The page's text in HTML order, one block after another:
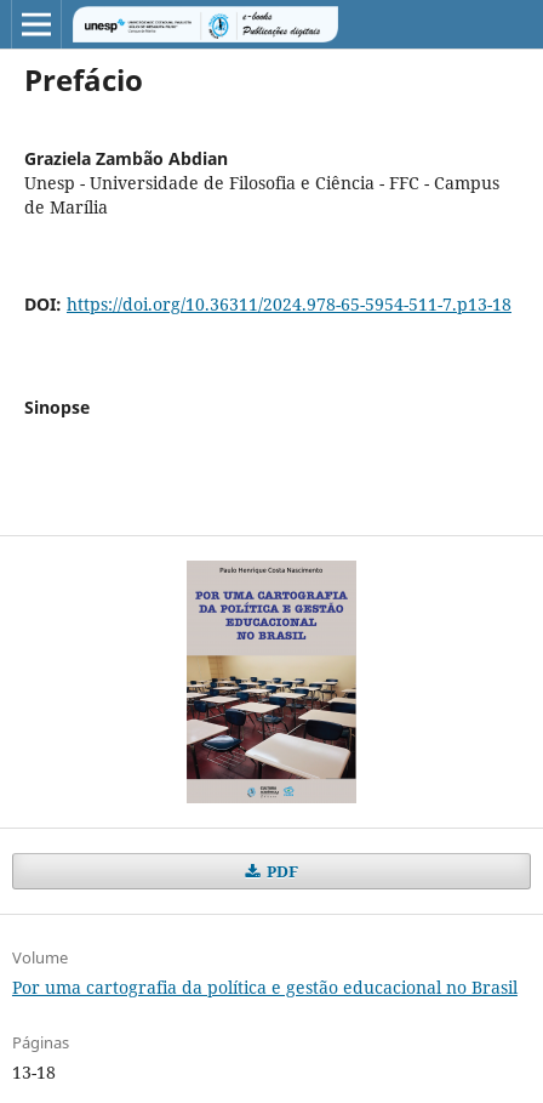
Prefácio
Graziela Zambão Abdian
Unesp - Universidade de Filosofia e Ciência - FFC - Campus
de Marília
DOI: https://doi.org/10.36311/2024.978-65-5954-511-7.p13-18
Sinopse
PDF
Volume
Por uma cartografia da política e gestão educacional no Brasil
Páginas
13-18